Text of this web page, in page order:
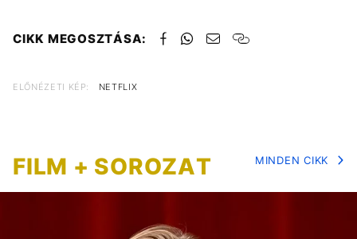
CIKK MEGOSZTÁSA:
ELŐNÉZETI KÉP: NETFLIX
FILM + SOROZAT MINDEN CIKK